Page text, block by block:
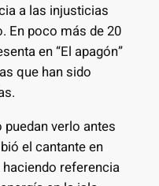
a las injusticias
En poco más de 20
en “El apagón”
que han sido
puedan verlo antes
el cantante en
referencia